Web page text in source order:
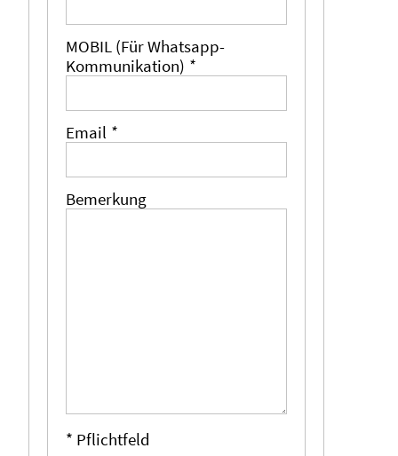
MOBIL (Für Whatsapp-
Kommunikation) *
Email *
Bemerkung
* Pflichtfeld